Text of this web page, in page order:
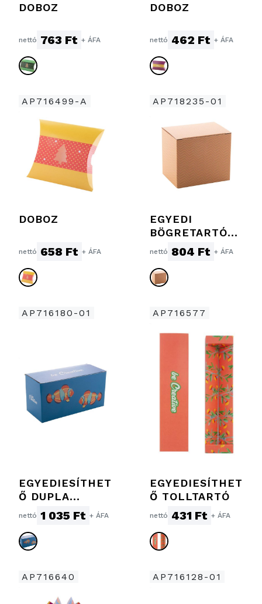
DOBOZ
nettó 763 Ft + ÁFA
DOBOZ
nettó 462 Ft + ÁFA
AP716499-A
DOBOZ
nettó 658 Ft + ÁFA
AP718235-01
EGYEDI
BÖGRETARTÓ
DOBOZ
nettó 804 Ft + ÁFA
AP716180-01
EGYEDIESÍTHET
Ő DUPLA
BÖGREDOBOZ
nettó 1 035 Ft + ÁFA
AP716577
EGYEDIESÍTHET
Ő TOLLTARTÓ
nettó 431 Ft + ÁFA
AP716640 AP716128-01